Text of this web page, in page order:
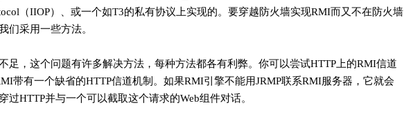
（IIOP）、或一个如T3的私有协议上实现的。要穿越防火墙实现RMI而又不在防火墙
们采用一些方法。
足，这个问题有许多解决方法，每种方法都各有利弊。你可以尝试HTTP上的RMI信道
带有一个缺省的HTTP信道机制。如果RMI引擎不能用JRMP联系RMI服务器，它就会
过HTTP并与一个可以截取这个请求的Web组件对话。